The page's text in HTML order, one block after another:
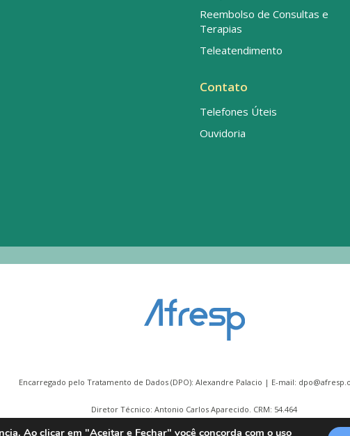
Reembolso de Consultas e
Terapias
Teleatendimento
Contato
Telefones Úteis
Ouvidoria
Encarregado pelo Tratamento de Dados (DPO): Alexandre Palacio | E-mail:
Diretor Técnico: Antonio Carlos Aparecido. CRM: 54.464
Ao clicar em "Aceitar e Fechar" você concorda com o uso